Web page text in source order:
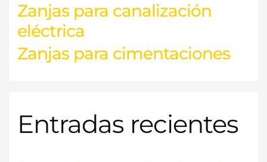
Zanjas para canalización
eléctrica
Zanjas para cimentaciones
Entradas recientes